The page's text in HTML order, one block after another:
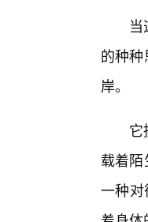
的种
岸。
它
载着
一种对